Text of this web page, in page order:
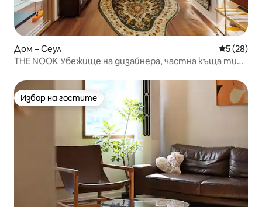
Дом – Сеул Средна
5 (28)
THE NOOK Убежище на дизайнера, частна къща тип
6 минути от Дунмюо
Избор на гостите
Избор на гостите